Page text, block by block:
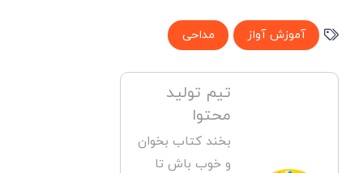
آموزش آواز مداحی
تیم تولید
محتوا
بخند کتاب بخوان
و خوب باش تا